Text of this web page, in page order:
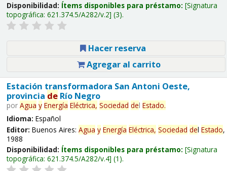
Disponibilidad: Ítems disponibles para préstamo: Signatura
topográfica: 621.374.5/A282/v.2 (3).
Hacer reserva
Agregar al carrito
Estación transformadora San Antoni Oeste,
provincia deRío Negro
por Agua y Energía Eléctrica, Sociedad del Estado.
Idioma: Español
Editor: Buenos Aires: Agua y Energía Eléctrica, Sociedad del Estado,
1988
Disponibilidad: Ítems disponibles para préstamo: Signatura
topográfica: 621.374.5/A282/v.4 (1).